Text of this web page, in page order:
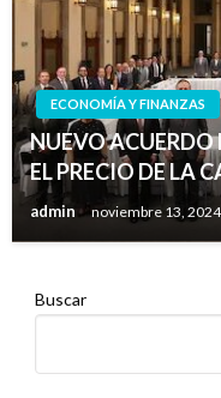
ECONOMÍA Y FINANZAS
NUEVO ACUERDO
EL PRECIO DE LA
admin noviembre 13, 2024
Buscar